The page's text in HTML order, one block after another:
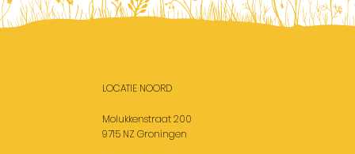
LOCATIE NOORD
Molukkenstraat 200
9715 NZ Groningen